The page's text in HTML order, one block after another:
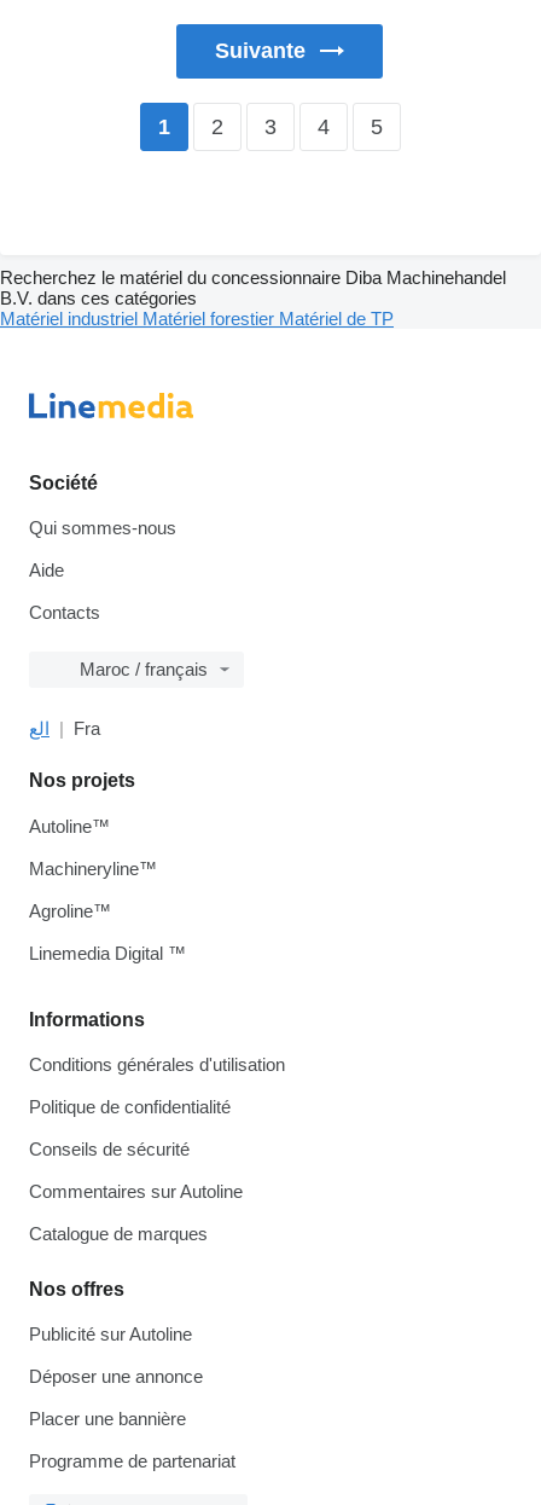
Suivante
1 2 3 4 5
Recherchez le matériel du concessionnaire Diba Machinehandel
B.V. dans ces catégories
Matériel industriel Matériel forestier Matériel de TP
Société
Qui sommes-nous
Aide
Contacts
Maroc / français
الع Fra
Informations
Conditions générales d'utilisation
Politique de confidentialité
Conseils de sécurité
Commentaires sur Autoline
Catalogue de marques
Nos offres
Publicité sur Autoline
Déposer une annonce
Placer une bannière
Programme de partenariat
Nos projets
Autoline™
Machineryline™
Agroline™
Linemedia Digital ™